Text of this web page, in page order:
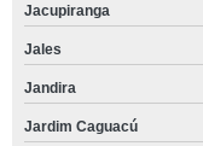
Jacupiranga
Jales
Jandira
Jardim Caguacú